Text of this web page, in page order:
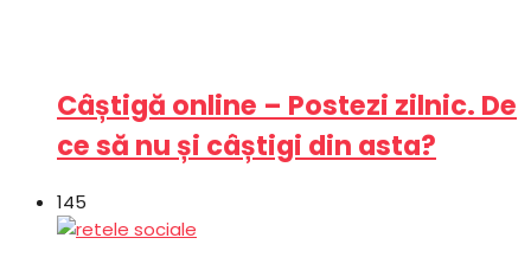
Câștigă online – Postezi zilnic. De
ce să nu și câștigi din asta?
145